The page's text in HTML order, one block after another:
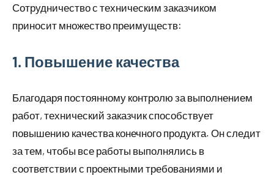
Сотрудничество с техническим заказчиком
приносит множество преимуществ:
1. Повышение качества
Благодаря постоянному контролю за выполнением
работ, технический заказчик способствует
повышению качества конечного продукта. Он следит
за тем, чтобы все работы выполнялись в
соответствии с проектными требованиями и